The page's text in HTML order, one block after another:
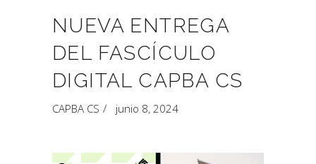
NUEVA ENTREGA
DEL FASCÍCULO
DIGITAL CAPBA CS
CAPBA CS junio 8, 2024